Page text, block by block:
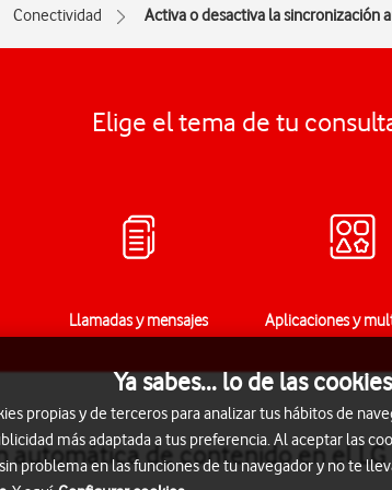
Conectividad Activa o desactiva la sincronización
Elige el tema de tu
Llamadas y mensajes Aplicaciones y
de contenido en el
Ya sabes... lo de las cookies
propias y de terceros para analizar tus hábitos de
más adaptada a tus preferencia. Al aceptar las
problema en las funciones de tu navegador y no te